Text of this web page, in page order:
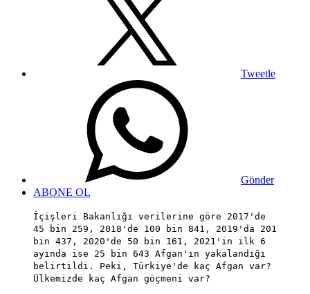
Tweetle
Gönder
ABONE OL
İçişleri Bakanlığı verilerine göre 2017'de
45 bin 259, 2018'de 100 bin 841, 2019'da 201
bin 437, 2020'de 50 bin 161, 2021'in ilk 6
ayında ise 25 bin 643 Afgan'ın yakalandığı
belirtildi. Peki, Türkiye'de kaç Afgan var?
Ülkemizde kaç Afgan göçmeni var?